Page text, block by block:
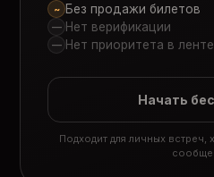
~ Без продажи билетов
— Нет верификации
— Нет приоритета в ленте
Начать
Подходит для личных